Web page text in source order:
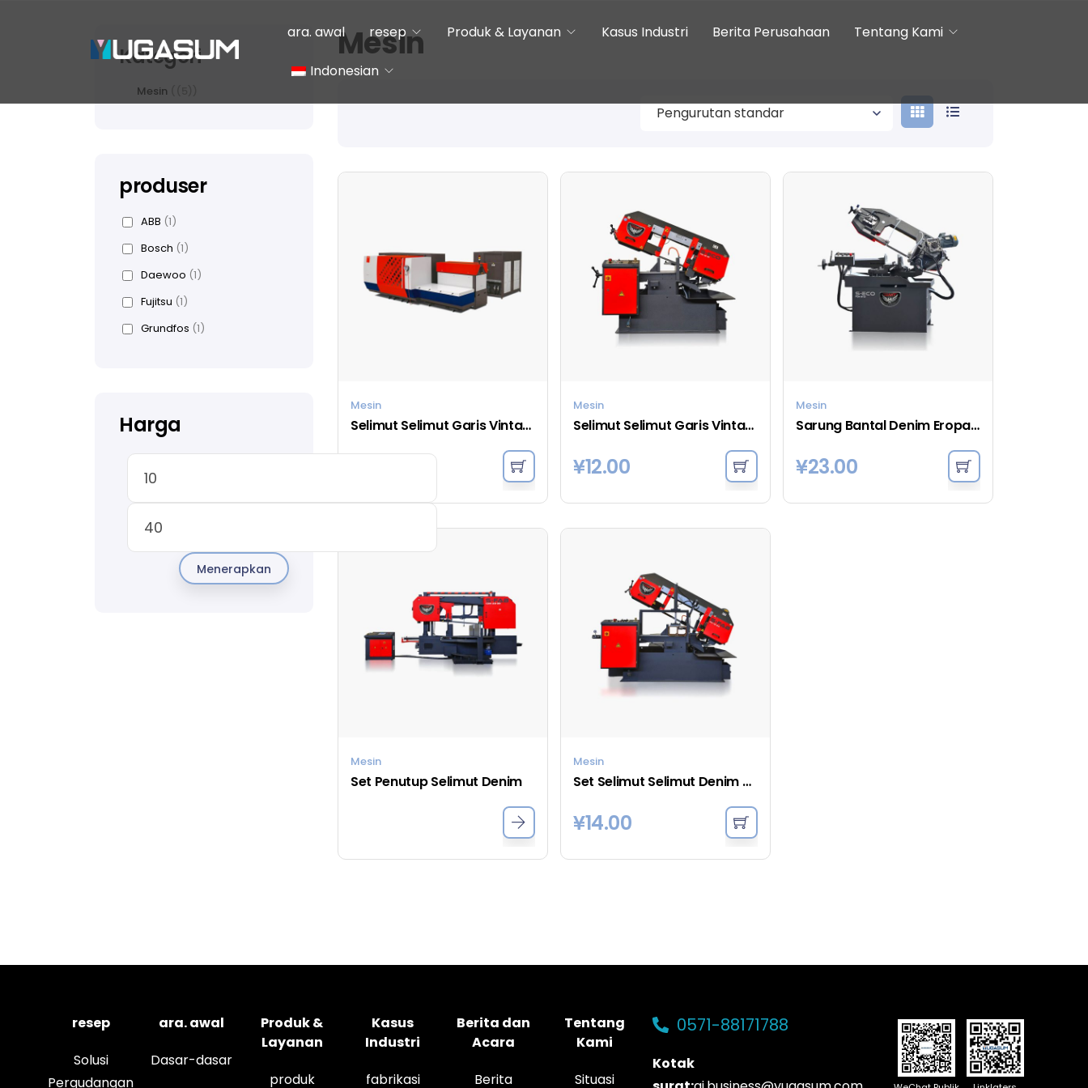
ara. awal resep Produk & Layanan Kasus Industri Berita Perusahaan Tentang Kami
Indonesian
English
Mesin
Mesin
Selimut Selimut Garis Vintage Chambray - Hitam
Mesin
Selimut Selimut Garis Vintage Chambray - Merpati
¥12.00
Mesin
Sarung Bantal Denim Eropa - Nila
¥23.00
Mesin
Set Penutup Selimut Denim
Mesin
Set Selimut Selimut Denim - Arang
¥14.00
Kategori
Mesin
produser
ABB (1)
Bosch (1)
Daewoo (1)
Fujitsu (1)
Grundfos (1)
Harga
Menerapkan
resep
Solusi
Pergudangan
ara. awal
Dasar-dasar
Produk &
Layanan
produk
Kasus
Industri
fabrikasi
Berita dan
Acara
Berita
Tentang
Kami
Situasi
0571-88171788
Kotak